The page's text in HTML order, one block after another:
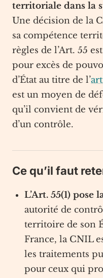
territoriale dans la
Une décision de la
sa compétence
règles de l’Art. 55
pour excès de
d’État au titre de l’
est un moyen de
qu’il convient de
d’un contrôle.
Ce qu’il faut
L’Art. 55(1) pose
autorité de
territoire de son
France, la CNIL
les traitements
pour ceux qui